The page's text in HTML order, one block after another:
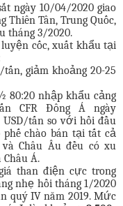
ngày 10/04/2020 giao
Thiên Tân, Trung Quốc,
tháng 3/2020.
cốc, xuất khẩu tại
tấn, giảm khoảng 20-25
80:20 nhập khẩu cảng
CFR Đông Á ngày
USD/tấn so với hồi đầu
phế chào bán tại tất cả
Châu Âu đều có xu
Á.
than điện cực trong
nhẹ hồi tháng 1/2020
quý IV năm 2019. Mức